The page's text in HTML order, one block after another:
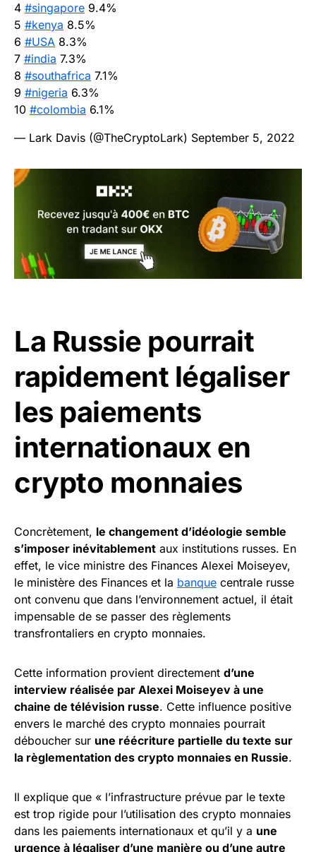
4 #singapore 9.4%
5 #kenya 8.5%
6 #USA 8.3%
7 #india 7.3%
8 #southafrica 7.1%
9 #nigeria 6.3%
10 #colombia 6.1%
— Lark Davis (@TheCryptoLark) September 5, 2022
La Russie pourrait
rapidement légaliser
les paiements
internationaux en
crypto monnaies
Concrètement, le changement d’idéologie semble
s’imposer inévitablement aux institutions russes. En
effet, le vice ministre des Finances Alexei Moiseyev,
le ministère des Finances et la banque centrale russe
ont convenu que dans l’environnement actuel, il était
impensable de se passer des règlements
transfrontaliers en crypto monnaies.
Cette information provient directement d’une
interview réalisée par Alexei Moiseyev à une
chaine de télévision russe. Cette influence positive
envers le marché des crypto monnaies pourrait
déboucher sur une réécriture partielle du texte sur
la règlementation des crypto monnaies en Russie.
Il explique que « l’infrastructure prévue par le texte
est trop rigide pour l’utilisation des crypto monnaies
dans les paiements internationaux et qu’il y a une
urgence à légaliser d’une manière ou d’une autre